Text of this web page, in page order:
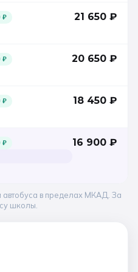
₽ 21 650 ₽
₽ 20 650 ₽
₽ 18 450 ₽
₽ 16 900 ₽
автобуса в пределах МКАД. За
школы.